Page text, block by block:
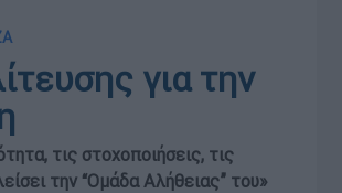
για την
τις στοχοποιήσεις, τις
την “Ομάδα Αλήθειας” του»